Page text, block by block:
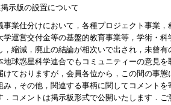
示版の設置について
事業仕分けにおいて，各種プロジェクト事業，
学運営交付金等の基盤的教育事業等，学術・科
，縮減，廃止の結論が相次いで出され，未曾有
地球惑星科学連合でもコミュニティーの意見を
けておりますが，会員各位から，この間の事態
み，その他，関連する事柄に関してコメントを
．コメントは掲示板形式で公開いたします．ご